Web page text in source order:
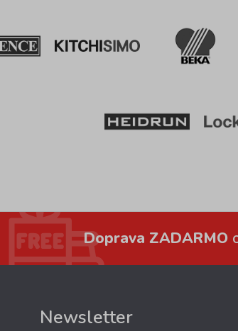
Doprava ZADARMO
Newsletter